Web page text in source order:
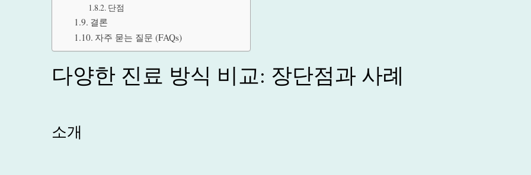
단점
결론
자주 묻는 질문 (FAQs)
다양한 진료 방식 비교: 장단점과 사례
소개